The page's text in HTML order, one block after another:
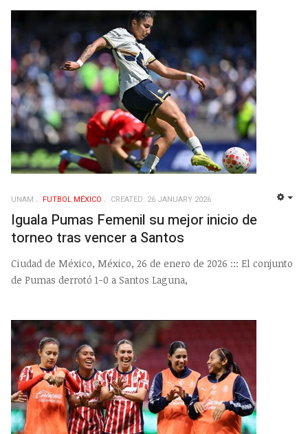
UNAM FUTBOL MÉXICO CREATED: 26 JANUARY 2026
Iguala Pumas Femenil su mejor inicio de
torneo tras vencer a Santos
Ciudad de México, México, 26 de enero de 2026 ::: El conjunto
de Pumas derrotó 1-0 a Santos Laguna,